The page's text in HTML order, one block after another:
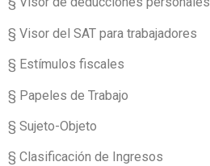
§ Visor del SAT para trabajadores
§ Estímulos fiscales
§ Papeles de Trabajo
§ Sujeto-Objeto
§ Clasificación de Ingresos